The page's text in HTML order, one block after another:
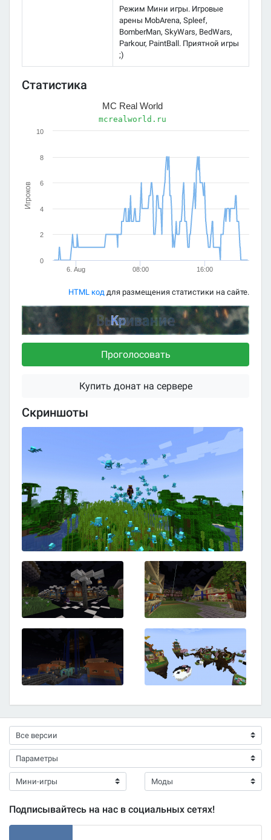
Режим Мини игры. Игровые
арены MobArena, Spleef,
BomberMan, SkyWars, BedWars,
Parkour, PaintBall. Приятной игры
;)
Статистика
Игроков
MC Real World
mcrealworld.ru
6. Aug 08:00 16:00
0
2
4
6
8
10
HTML код для размещения статистики на сайте.
Проголосовать
Купить донат на сервере
Скриншоты
Подписывайтесь на нас в социальных сетях!